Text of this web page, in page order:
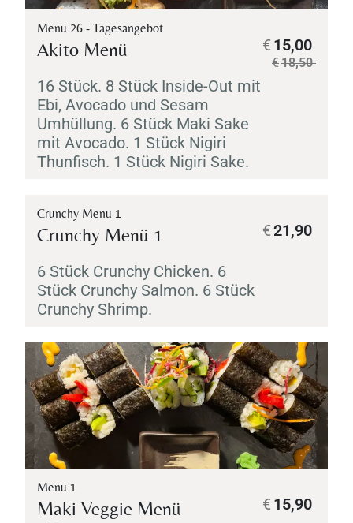
Menu 26 - Tagesangebot
Akito Menü
16 Stück. 8 Stück Inside-Out mit
Ebi, Avocado und Sesam
Umhüllung. 6 Stück Maki Sake
mit Avocado. 1 Stück Nigiri
Thunfisch. 1 Stück Nigiri Sake.
18,50
€
15,00
€
Crunchy Menu 1
Crunchy Menü 1
6 Stück Crunchy Chicken. 6
Stück Crunchy Salmon. 6 Stück
Crunchy Shrimp.
21,90
€
Menu 1
Maki Veggie Menü 15,90
€